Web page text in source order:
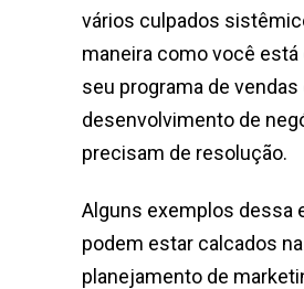
vários culpados
maneira como você
seu programa de vendas
desenvolvimento de
precisam de resolução.
Alguns exemplos dessa
podem estar calcados
planejamento de